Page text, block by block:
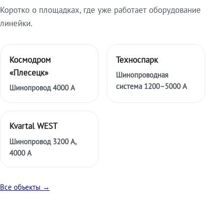
Коротко о площадках, где уже работает оборудование
линейки.
Космодром
«Плесецк»
Шинопровод 4000 А
Техноспарк
Шинопроводная
система 1200–5000 А
Kvartal WEST
Шинопровод 3200 А,
4000 А
Все объекты →